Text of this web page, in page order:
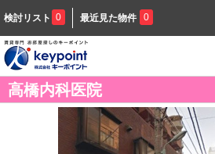
検討リスト 0 最近見た物件 0
高橋内科医院